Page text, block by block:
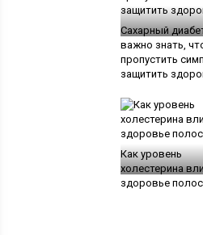
Сахарный
важно знать,
пропустить
защитить
Как уровень
холестерина
здоровье